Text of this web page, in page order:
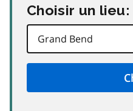
Choisir un lieu: